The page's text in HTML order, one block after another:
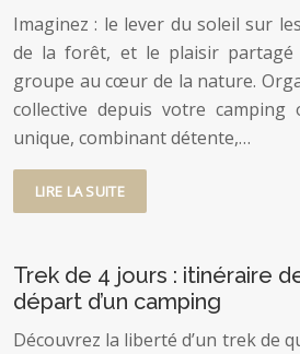
Imaginez : le lever du soleil sur
de la forêt, et le plaisir partagé
groupe au cœur de la nature.
collective depuis votre camping
unique, combinant détente,…
LIRE LA SUITE
Trek de 4 jours : itinéraire
départ d’un camping
Découvrez la liberté d’un trek de